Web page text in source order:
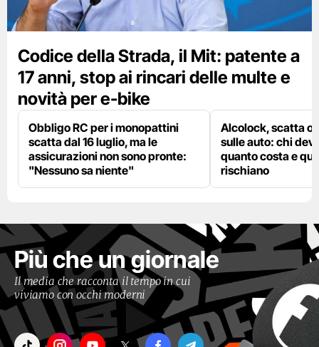
Codice della Strada, il Mit: patente a
17 anni, stop ai rincari delle multe e
novità per e-bike
Obbligo RC per i monopattini
scatta dal 16 luglio, ma le
assicurazioni non sono pronte:
"Nessuno sa niente"
Alcolock, scatta
sulle auto: chi
quanto costa e
rischiano
Più che un giornale
Il media che racconta il tempo in cui
viviamo con occhi moderni